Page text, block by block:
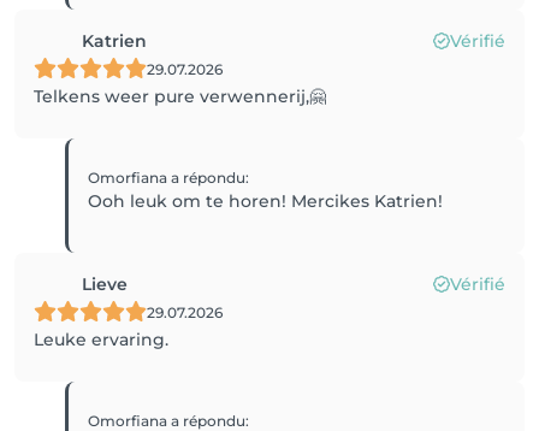
Katrien Vérifié
29.07.2026
Telkens weer pure verwennerij,🤗
Omorfianaa répondu:
Ooh leuk om te horen! Mercikes Katrien!
Lieve Vérifié
29.07.2026
Leuke ervaring.
Omorfianaa répondu: